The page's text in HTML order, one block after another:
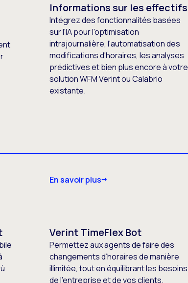
Informations sur les effectifs
Intégrez des fonctionnalités basées
sur l'IA pour l'optimisation
intrajournalière, l'automatisation des
modifications d'horaires, les analyses
prédictives et bien plus encore à votre
solution WFM Verint ou Calabrio
existante.
En savoir plus
Verint TimeFlex Bot
Permettez aux agents de faire des
changements d’horaires de manière
illimitée, tout en équilibrant les besoins
de l’entreprise et de vos clients.